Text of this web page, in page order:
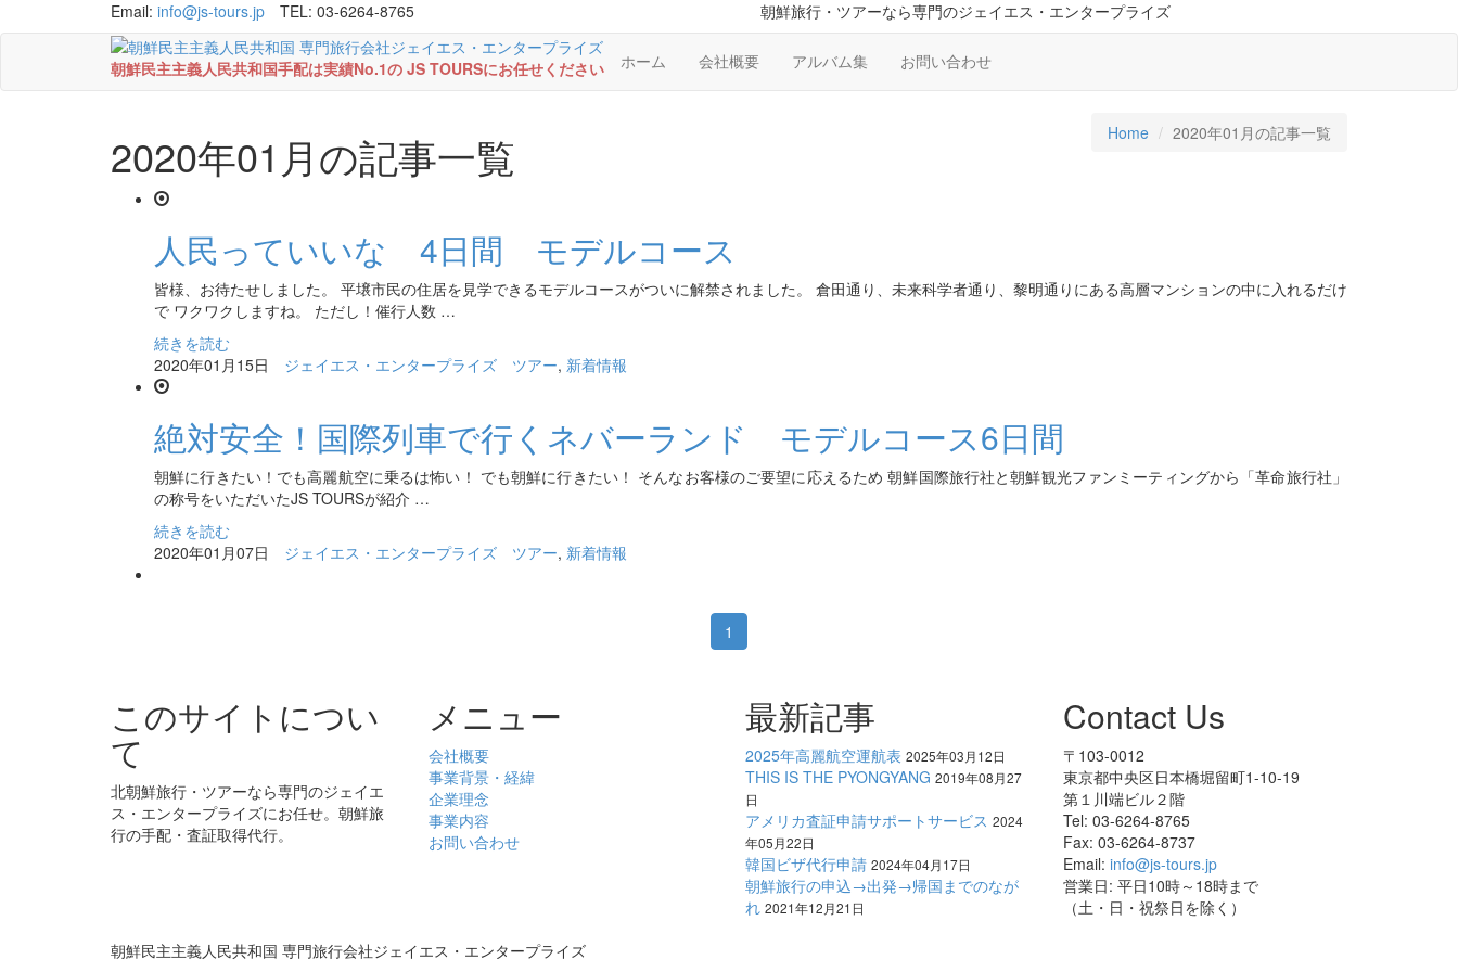
Email: info@js-tours.jp TEL: 03-6264-8765 朝鮮旅行・ツアーなら専門のジェイエス・エンタープライズ
朝鮮民主主義人民共和国手配は実績No.1の JS TOURSにお任せください ホーム 会社概要 アルバム集 お問い合わせ
2020年01月の記事一覧 Home 2020年01月の記事一覧
人民っていいな 4日間 モデルコース
皆様、お待たせしました。 平壌市民の住居を見学できるモデルコースがついに解禁されました。 倉田通り、未来科学者通り、黎明通りにある高層マンションの中に入れるだけ
で ワクワクしますね。 ただし！催行人数 …
続きを読む
2020年01月15日
ジェイエス・エンタープライズ ツアー, 新着情報
絶対安全！国際列車で行くネバーランド モデルコース6日間
朝鮮に行きたい！でも高麗航空に乗るは怖い！ でも朝鮮に行きたい！ そんなお客様のご要望に応えるため 朝鮮国際旅行社と朝鮮観光ファンミーティングから「革命旅行社」
の称号をいただいたJS TOURSが紹介 …
続きを読む
2020年01月07日
ジェイエス・エンタープライズ ツアー, 新着情報
1
このサイトについ
て
北朝鮮旅行・ツアーなら専門のジェイエ
ス・エンタープライズにお任せ。朝鮮旅
行の手配・査証取得代行。
メニュー
会社概要
事業背景・経緯
企業理念
事業内容
お問い合わせ
最新記事
2025年高麗航空運航表 2025年03月12日
THIS IS THE PYONGYANG 2019年08月27
日
アメリカ査証申請サポートサービス 2024
年05月22日
韓国ビザ代行申請 2024年04月17日
朝鮮旅行の申込→出発→帰国までのなが
れ 2021年12月21日
Contact Us
〒103-0012
東京都中央区日本橋堀留町1-10-19
第１川端ビル２階
Tel: 03-6264-8765
Fax: 03-6264-8737
Email: info@js-tours.jp
営業日: 平日10時～18時まで
（土・日・祝祭日を除く）
朝鮮民主主義人民共和国 専門旅行会社ジェイエス・エンタープライズ